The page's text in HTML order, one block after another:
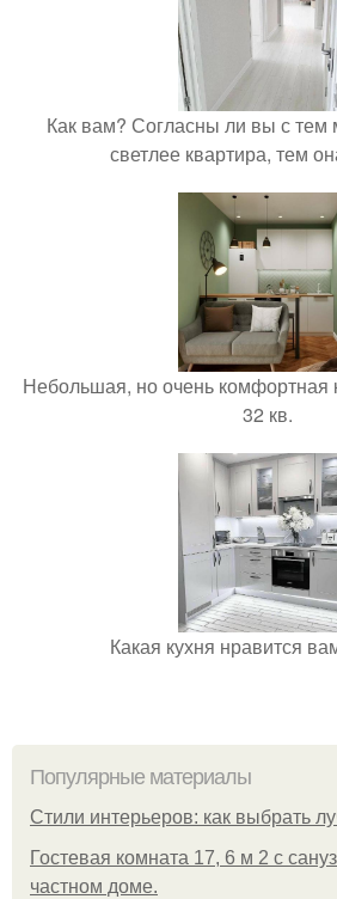
Как вам? Согласны ли вы с тем
светлее квартира, тем
Небольшая, но очень комфортная
32 кв.
Какая кухня нравится
Популярные материалы
Стили интерьеров: как выбрать
Гостевая комната 17, 6 м 2 с
частном доме.